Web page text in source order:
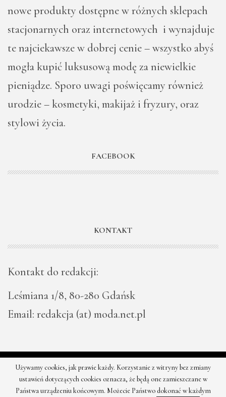
nowe produkty dostępne w różnych sklepach
stacjonarnych oraz internetowych i wynajduje
te najciekawsze w dobrej cenie – wszystko abyś
mogła kupić luksusową modę za niewielkie
pieniądze. Sporo uwagi poświęcamy również
urodzie – kosmetyki, makijaż i fryzury, oraz
stylowi życia.
FACEBOOK
KONTAKT
Kontakt do redakcji:
Leśmiana 1/8, 80-280 Gdańsk
Email: redakcja (at) moda.net.pl
© 2026 - Moda - najnowsze kolekcje, najtańsze sklepy. Wszystkie
prawa zastrzeżone.
Używamy cookies, jak prawie każdy. Korzystanie z witryny bez zmiany
ustawień dotyczących cookies oznacza, że będą one zamieszczane w
Państwa urządzeniu końcowym. Możecie Państwo dokonać w każdym